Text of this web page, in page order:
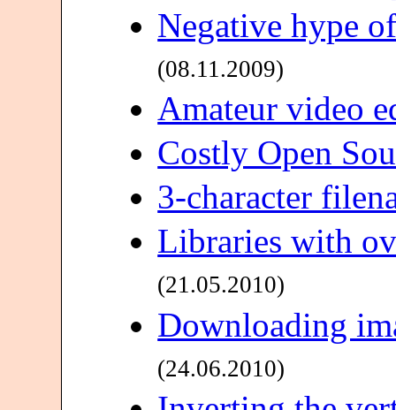
Negative hype
(08.11.2009)
Amateur video
Costly Open
3-character
Libraries with
(21.05.2010)
Downloading
(24.06.2010)